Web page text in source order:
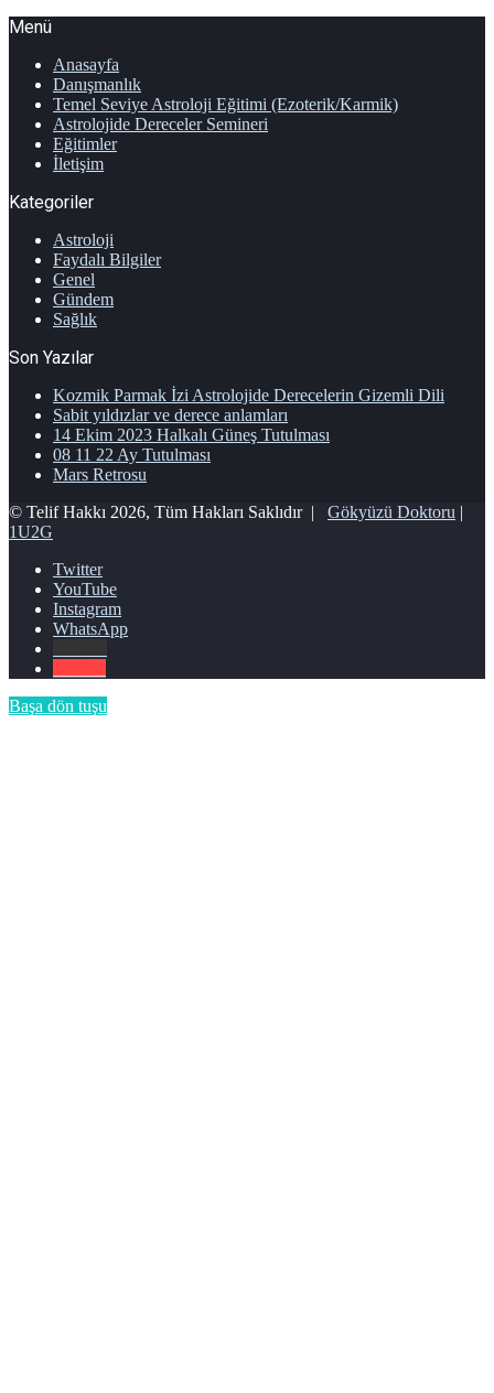
Menü
Anasayfa
Danışmanlık
Temel Seviye Astroloji Eğitimi (Ezoterik/Karmik)
Astrolojide Dereceler Semineri
Eğitimler
İletişim
Kategoriler
Astroloji
Faydalı Bilgiler
Genel
Gündem
Sağlık
Son Yazılar
Kozmik Parmak İzi Astrolojide Derecelerin Gizemli Dili
Sabit yıldızlar ve derece anlamları
14 Ekim 2023 Halkalı Güneş Tutulması
08 11 22 Ay Tutulması
Mars Retrosu
© Telif Hakkı 2026, Tüm Hakları Saklıdır | Gökyüzü Doktoru |
1U2G
Twitter
YouTube
Instagram
WhatsApp
Başa dön tuşu